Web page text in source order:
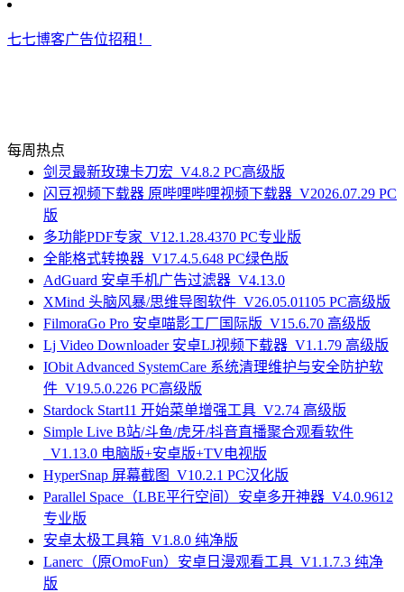
七七博客广告位招租！
每周热点
剑灵最新玫瑰卡刀宏_V4.8.2 PC高级版
闪豆视频下载器 原哔哩哔哩视频下载器_V2026.07.29 PC
版
多功能PDF专家_V12.1.28.4370 PC专业版
全能格式转换器_V17.4.5.648 PC绿色版
AdGuard 安卓手机广告过滤器_V4.13.0
XMind 头脑风暴/思维导图软件_V26.05.01105 PC高级版
FilmoraGo Pro 安卓喵影工厂国际版_V15.6.70 高级版
Lj Video Downloader 安卓LJ视频下载器_V1.1.79 高级版
IObit Advanced SystemCare 系统清理维护与安全防护软
件_V19.5.0.226 PC高级版
Stardock Start11 开始菜单增强工具_V2.74 高级版
Simple Live B站/斗鱼/虎牙/抖音直播聚合观看软件
_V1.13.0 电脑版+安卓版+TV电视版
HyperSnap 屏幕截图_V10.2.1 PC汉化版
Parallel Space（LBE平行空间）安卓多开神器_V4.0.9612
专业版
安卓太极工具箱_V1.8.0 纯净版
Lanerc（原OmoFun）安卓日漫观看工具_V1.1.7.3 纯净
版